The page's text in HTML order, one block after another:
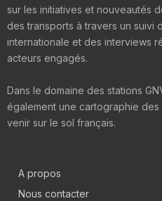
sur les initiatives et nouveautés
des transports à travers un suivi
internationale et des interviews
acteurs engagés.
Dans le domaine des stations
également une cartographie
venir sur le sol français.
A propos
Nous contacter